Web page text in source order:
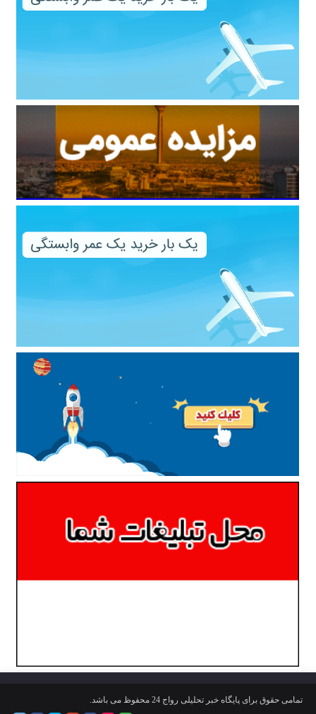
تمامی حقوق برای پایگاه خبر تحلیلی رواج 24 محفوظ می باشد.